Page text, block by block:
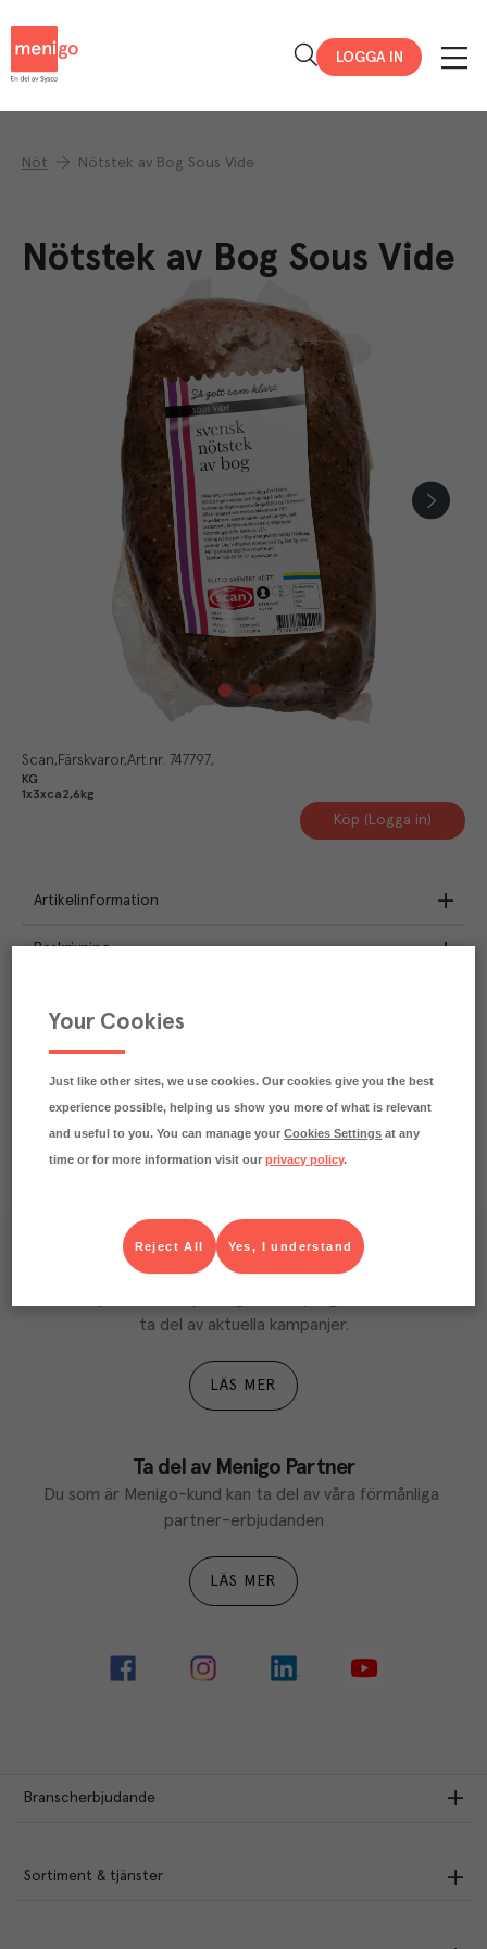
LOGGA IN
Nöt Nötstek av Bog Sous Vide
Nötstek av Bog Sous Vide
Scan Färskvaror Art.nr. 747797
KG
1x3xca2,6kg
Köp (Logga in)
Artikelinformation
Beskrivning
Våra kundtidningar
ta del av aktuella kampanjer.
LÄS MER
Ta del av Menigo Partner
Du som är Menigo-kund kan ta del av våra förmånliga
partner-erbjudanden
LÄS MER
Branscherbjudande
Sortiment & tjänster
Your Cookies
Just like other sites, we use cookies. Our cookies give you the best
experience possible, helping us show you more of what is relevant
and useful to you. You can manage yourCookies Settings at any
time or for more information visit ourprivacy policy.
Yes, I understand
Reject All